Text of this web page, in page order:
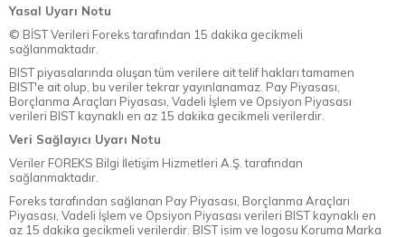
Yasal Uyarı Notu
© BİST Verileri Foreks tarafından 15 dakika gecikmeli
sağlanmaktadır.
BIST piyasalarında oluşan tüm verilere ait telif hakları tamamen
BIST'e ait olup, bu veriler tekrar yayınlanamaz. Pay Piyasası,
Borçlanma Araçları Piyasası, Vadeli İşlem ve Opsiyon Piyasası
verileri BIST kaynaklı en az 15 dakika gecikmeli verilerdir.
Veri Sağlayıcı Uyarı Notu
Veriler FOREKS Bilgi İletişim Hizmetleri A.Ş. tarafından
sağlanmaktadır.
Foreks tarafından sağlanan Pay Piyasası, Borçlanma Araçları
Piyasası, Vadeli İşlem ve Opsiyon Piyasası verileri BIST kaynaklı en
az 15 dakika gecikmeli verilerdir. BIST isim ve logosu Koruma Marka